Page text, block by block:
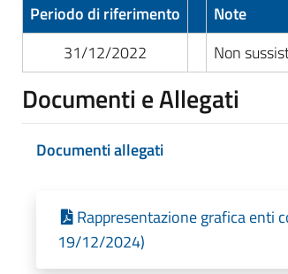
Periodo di riferimento
Note
31/12/2022
Non
Documenti e Allegati
Documenti allegati
Rappresentazione grafica
19/12/2024)